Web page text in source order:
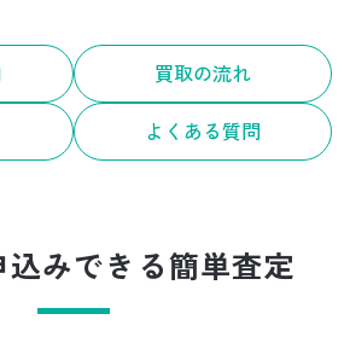
買取の流れ
よくある質問
込みできる簡単査定